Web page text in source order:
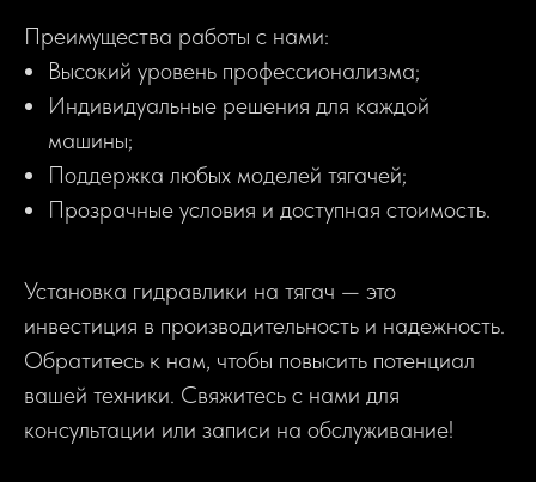
Преимущества работы с нами:
Высокий уровень профессионализма;
Индивидуальные решения для каждой
машины;
Поддержка любых моделей тягачей;
Прозрачные условия и доступная стоимость.
Установка гидравлики на тягач — это
инвестиция в производительность и надежность.
Обратитесь к нам, чтобы повысить потенциал
вашей техники. Свяжитесь с нами для
консультации или записи на обслуживание!